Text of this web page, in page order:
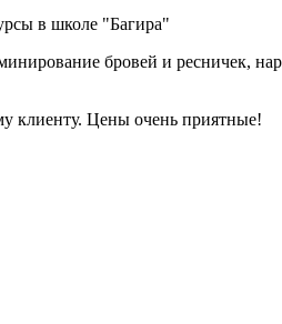
в школе "Багира"
бровей и ресничек,
клиенту. Цены очень приятные!